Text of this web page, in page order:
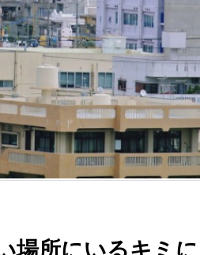
場所にいるキミ